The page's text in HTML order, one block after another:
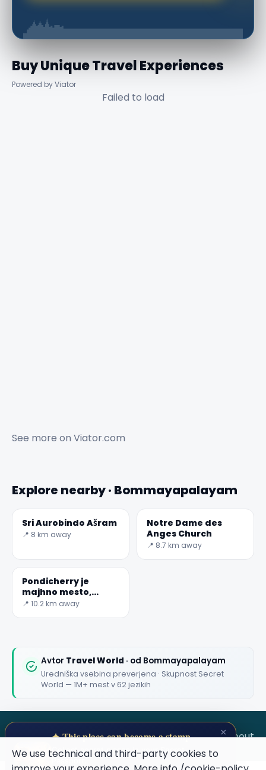
Buy Unique Travel Experiences
Powered by Viator
Failed to load
See more on Viator.com
Explore nearby · Bommayapalayam
Sri Aurobindo Ašram
📍 8 km away
Notre Dame des
Anges Church
📍 8.7 km away
Pondicherry je
majhno mesto,
francoska
📍 10.2 km away
Avtor Travel World · od Bommayapalayam
Uredniška vsebina preverjena · Skupnost Secret
World — 1M+ mest v 62 jezikih
SECRET WORLD TermsPrivacyAbout
We use technical and third-party cookies to
×
✦ This place can become a stamp
Collect secret places in your Secret